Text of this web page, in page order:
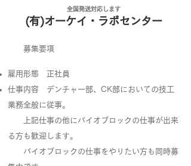
(有)​オーケイ・ラボセンター
​全国発送対応します
募集要項
雇用形態 正社員
仕事内容 デンチャー部、CK部においての技工
業務全般に従事。
上記仕事の他にバイオブロックの仕事が出来
る方も歓迎します。
バイオブロックの仕事をやりたい方も同時募